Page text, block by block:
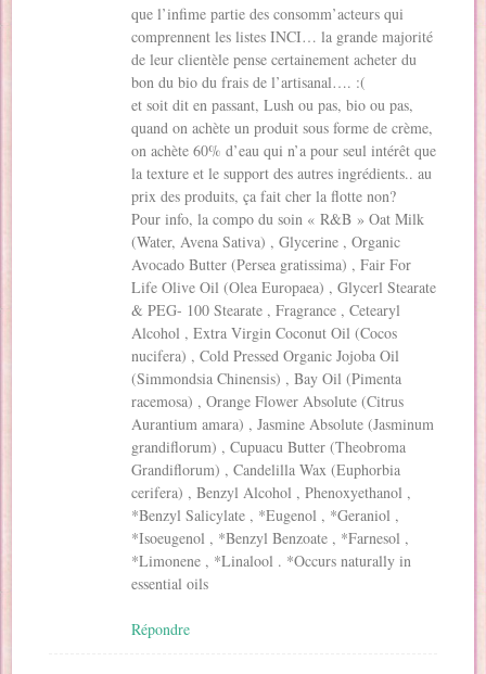
que l’infime partie des consomm’acteurs qui
comprennent les listes INCI… la grande majorité
de leur clientèle pense certainement acheter du
bon du bio du frais de l’artisanal…. :(
et soit dit en passant, Lush ou pas, bio ou pas,
quand on achète un produit sous forme de crème,
on achète 60% d’eau qui n’a pour seul intérêt que
la texture et le support des autres ingrédients.. au
prix des produits, ça fait cher la flotte non?
Pour info, la compo du soin « R&B » Oat Milk
(Water, Avena Sativa) , Glycerine , Organic
Avocado Butter (Persea gratissima) , Fair For
Life Olive Oil (Olea Europaea) , Glycerl Stearate
& PEG- 100 Stearate , Fragrance , Cetearyl
Alcohol , Extra Virgin Coconut Oil (Cocos
nucifera) , Cold Pressed Organic Jojoba Oil
(Simmondsia Chinensis) , Bay Oil (Pimenta
racemosa) , Orange Flower Absolute (Citrus
Aurantium amara) , Jasmine Absolute (Jasminum
grandiflorum) , Cupuacu Butter (Theobroma
Grandiflorum) , Candelilla Wax (Euphorbia
cerifera) , Benzyl Alcohol , Phenoxyethanol ,
*Benzyl Salicylate , *Eugenol , *Geraniol ,
*Isoeugenol , *Benzyl Benzoate , *Farnesol ,
*Limonene , *Linalool . *Occurs naturally in
essential oils
Répondre